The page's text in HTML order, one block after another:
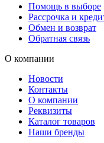
Помощь в выборе
Рассрочка и
Обмен и возврат
Обратная связь
О компании
Новости
Контакты
О компании
Реквизиты
Каталог товаров
Наши бренды